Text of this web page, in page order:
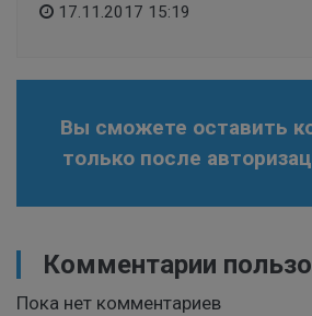
17.11.2017 15:19
Вы сможете оставить
только после
Комментарии
Пока нет комментариев